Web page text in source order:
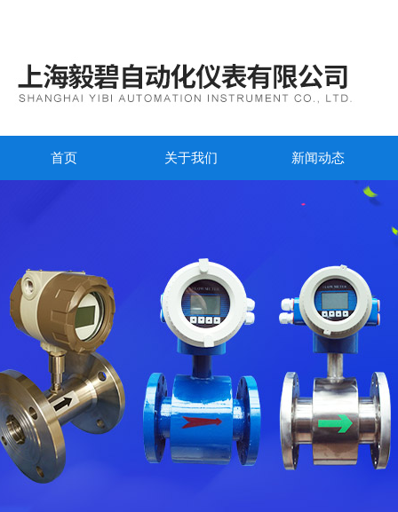
首页 关于我们 新闻动态